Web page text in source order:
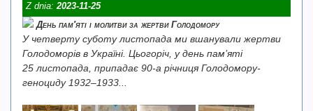
Z dnia:2023-11-25
День пам′яті і молитви за жертви Голодомору
У четверту суботу листопада ми вшанували жертви
Голодоморів в Україні. Цьогоріч, у день пам’яті
25 листопада, припадає 90-а річниця Голодомору-
геноциду 1932–1933...